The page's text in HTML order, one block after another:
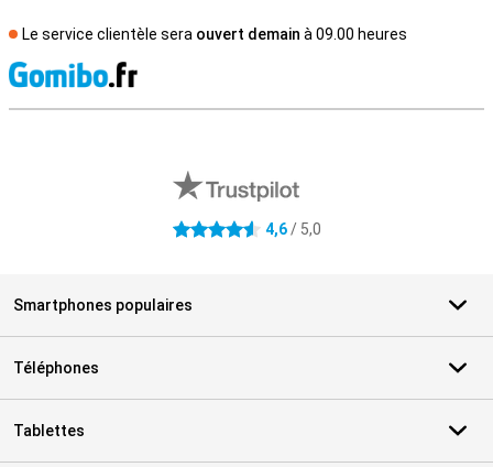
Le service clientèle sera ouvert demain à 09.00 heures
4.6 étoiles 4,6/ 5,0
Smartphones populaires
Téléphones
Tablettes